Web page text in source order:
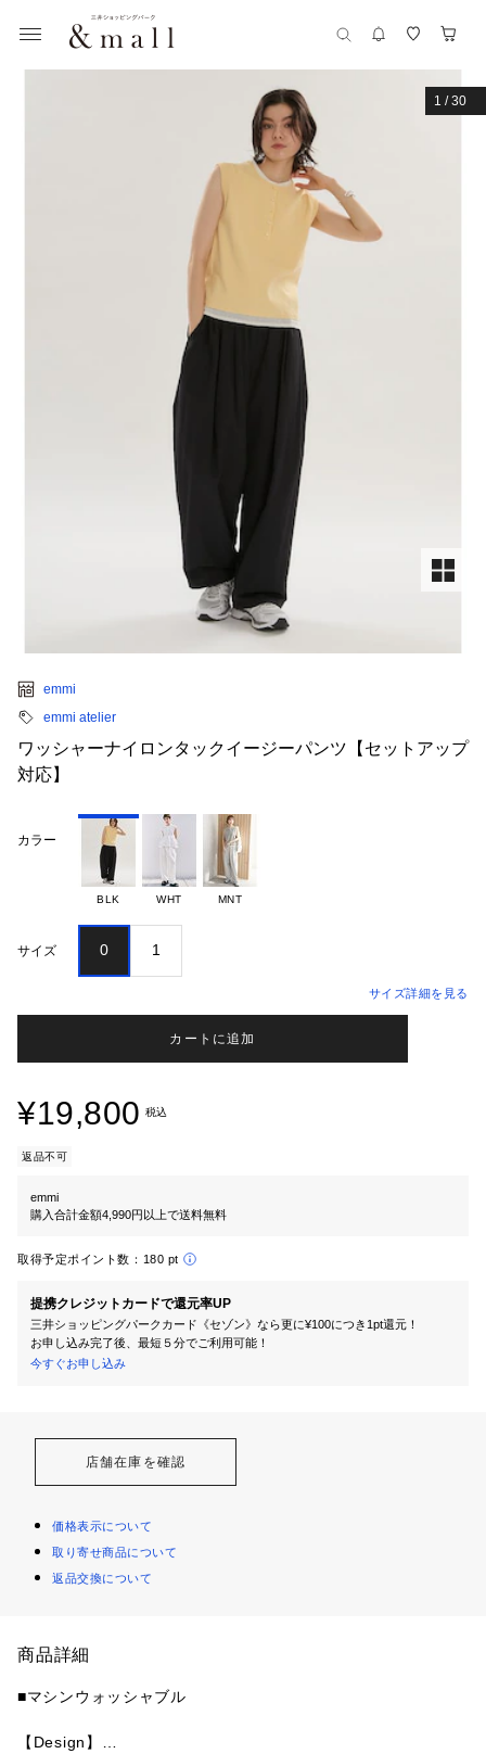
1 /30
emmi
emmi atelier
ワッシャーナイロンタックイージーパンツ【セットアップ
対応】
カラー
BLK WHT MNT
サイズ 0 1
サイズ詳細を見る
カートに追加
¥19,800 税込
返品不可
emmi
購入合計金額4,990円以上で送料無料
取得予定ポイント数： 180 pt
提携クレジットカードで還元率UP
三井ショッピングパークカード《セゾン》なら更に¥100につき1pt還元！
お申し込み完了後、最短５分でご利用可能！
今すぐお申し込み
店舗在庫を確認
価格表示について
取り寄せ商品について
返品交換について
商品詳細
■マシンウォッシャブル
【Design】